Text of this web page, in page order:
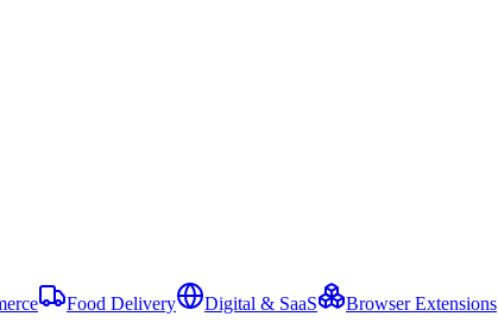
Food Delivery Digital & SaaS Browser Extensions